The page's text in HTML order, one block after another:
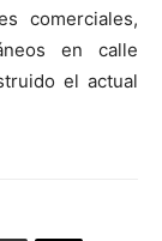
comerciales,
en calle
el actual